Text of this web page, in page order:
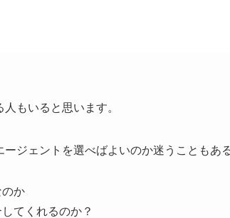
もいると思います。
ジェントを選べばよいのか迷うこともあ
のか
てくれるのか？